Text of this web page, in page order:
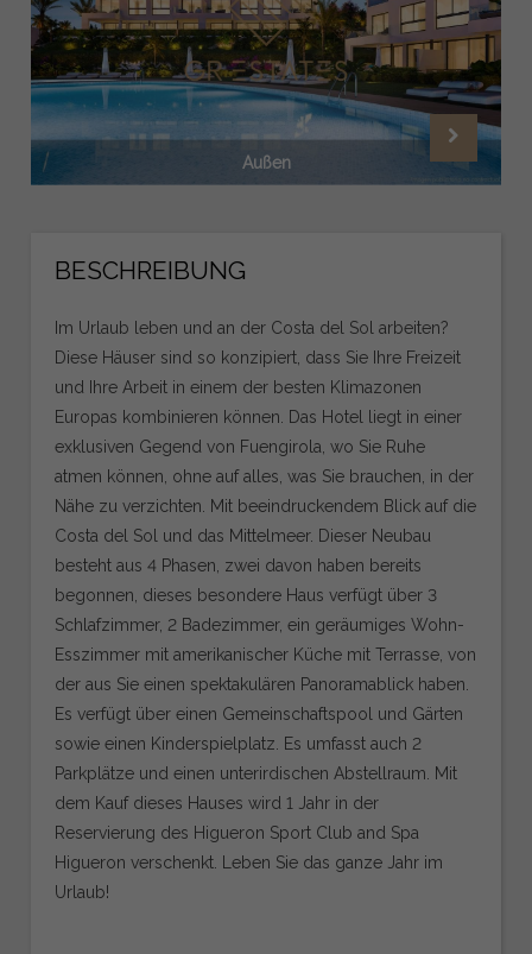
Außen
BESCHREIBUNG
Im Urlaub leben und an der Costa del Sol arbeiten?
Diese Häuser sind so konzipiert, dass Sie Ihre Freizeit
und Ihre Arbeit in einem der besten Klimazonen
Europas kombinieren können. Das Hotel liegt in einer
exklusiven Gegend von Fuengirola, wo Sie Ruhe
atmen können, ohne auf alles, was Sie brauchen, in der
Nähe zu verzichten. Mit beeindruckendem Blick auf die
Costa del Sol und das Mittelmeer. Dieser Neubau
besteht aus 4 Phasen, zwei davon haben bereits
begonnen, dieses besondere Haus verfügt über 3
Schlafzimmer, 2 Badezimmer, ein geräumiges Wohn-
Esszimmer mit amerikanischer Küche mit Terrasse, von
der aus Sie einen spektakulären Panoramablick haben.
Es verfügt über einen Gemeinschaftspool und Gärten
sowie einen Kinderspielplatz. Es umfasst auch 2
Parkplätze und einen unterirdischen Abstellraum. Mit
dem Kauf dieses Hauses wird 1 Jahr in der
Reservierung des Higueron Sport Club and Spa
Higueron verschenkt. Leben Sie das ganze Jahr im
Urlaub!